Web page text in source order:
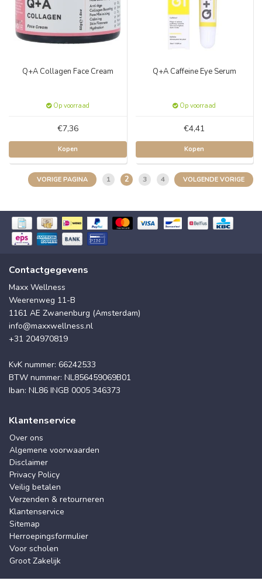
Q+A Collagen Face Cream
Op voorraad
€7,36
Kopen
Q+A Caffeine Eye Serum
Op voorraad
€4,41
Kopen
VORIGE PAGINA 1 2 3 4 VOLGENDE VORIGE
Contactgegevens
Maxx Wellness
Weerenweg 11-B
1161 AE Zwanenburg (Amsterdam)
info@maxxwellness.nl
+31 204970819
KvK nummer: 66242533
BTW nummer: NL856459069B01
Iban: NL86 INGB 0005 346373
Klantenservice
Over ons
Algemene voorwaarden
Disclaimer
Privacy Policy
Veilig betalen
Verzenden & retourneren
Klantenservice
Sitemap
Herroepingsformulier
Voor scholen
Groot Zakelijk